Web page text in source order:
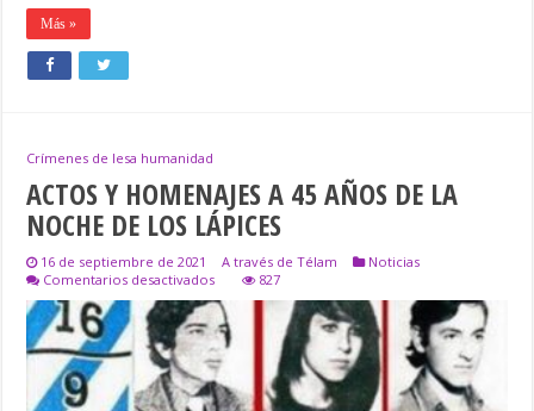
Más »
Crímenes de lesa humanidad
ACTOS Y HOMENAJES A 45 AÑOS DE LA
NOCHE DE LOS LÁPICES
16 de septiembre de 2021 A través de Télam
Noticias
Comentarios desactivadosen
Y
HOMENAJES
A
45
AÑOS
DE
827